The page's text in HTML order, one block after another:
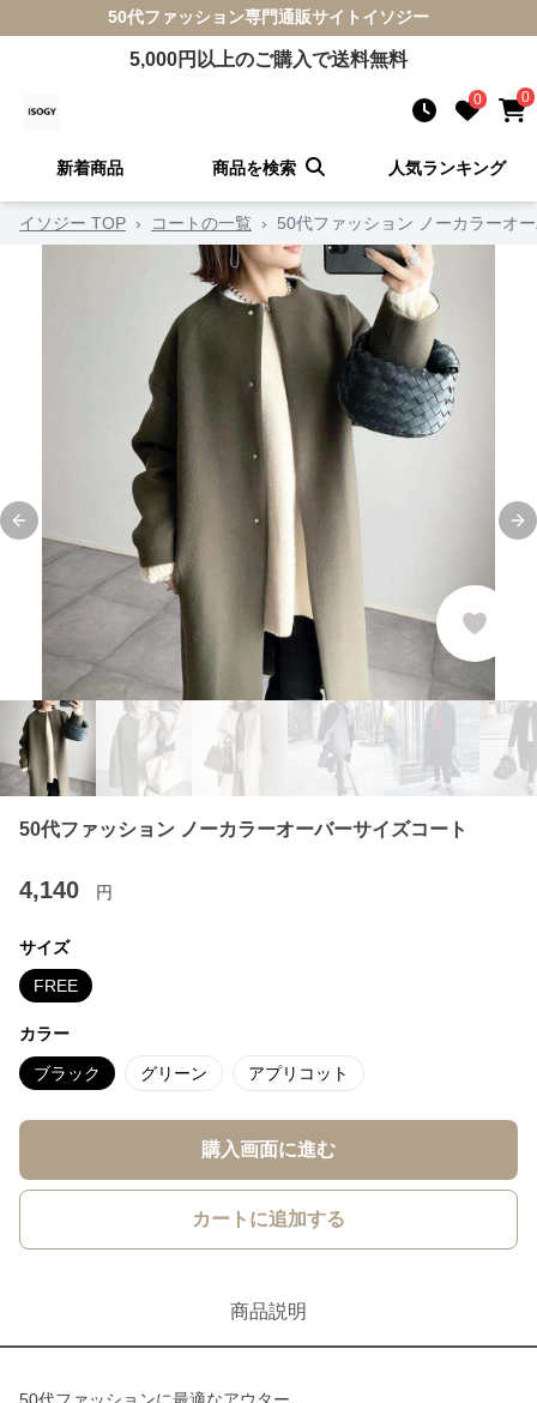
50代ファッション専門通販サイト イソジー
5,000円以上のご購入で送料無料
0 0
新着商品 商品を検索 人気ランキング
イソジー TOP › コートの一覧 › 50代ファッション ノーカラーオ
Previous slide
50代ファッション ノーカラーオーバーサイズコート
4,140 円
サイズ
FREE
カラー
ブラック グリーン アプリコット
購入画面に進む
カートに追加する
商品説明